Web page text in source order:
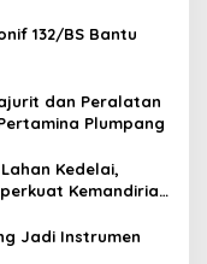
132/BS Bantu
dan Peralatan
Plumpang
Kedelai,
Kemandirian
Jadi Instrumen